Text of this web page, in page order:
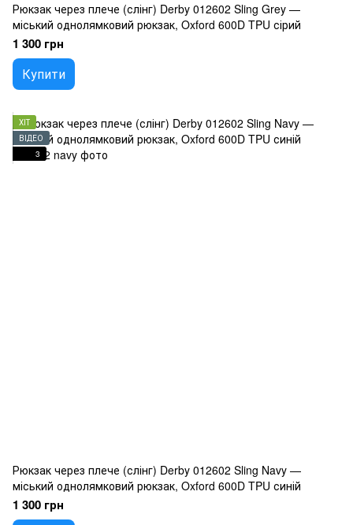
Рюкзак через плече (слінг) Derby 012602 Sling Grey —
міський однолямковий рюкзак, Oxford 600D TPU сірий
1 300 грн
Купити
ХІТ
ВІДЕО
3
Рюкзак через плече (слінг) Derby 012602 Sling Navy —
міський однолямковий рюкзак, Oxford 600D TPU синій
1 300 грн